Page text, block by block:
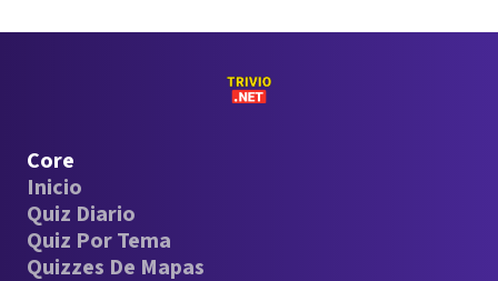
Core
Inicio
Quiz Diario
Quiz Por Tema
Quizzes De Mapas